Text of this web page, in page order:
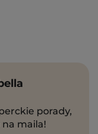
porady,
maila!